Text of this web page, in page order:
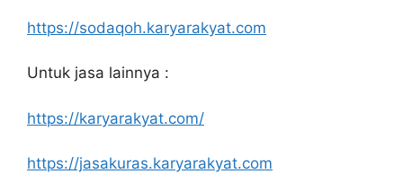
https://sodaqoh.karyarakyat.com
Untuk jasa lainnya :
https://karyarakyat.com/
https://jasakuras.karyarakyat.com